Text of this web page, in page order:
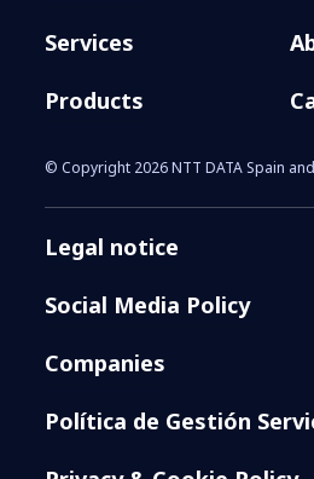
Services
Products
© Copyright 2026 NTT DATA Spain
Legal notice
Social Media Policy
Companies
Política de Gestión